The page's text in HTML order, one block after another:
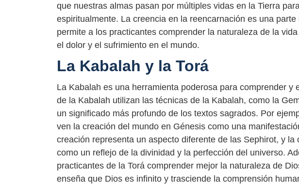
que nuestras almas pasan por múltiples vidas en la Tierra
espiritualmente. La creencia en la reencarnación es una
permite a los practicantes comprender la naturaleza de la
el dolor y el sufrimiento en el mundo.
La Kabalah y la Torá
La Kabalah es una herramienta poderosa para comprender y
de la Kabalah utilizan las técnicas de la Kabalah, como la
un significado más profundo de los textos sagrados. Por
ven la creación del mundo en Génesis como una
creación representa un aspecto diferente de las Sephirot, y la
como un reflejo de la divinidad y la perfección del universo.
practicantes de la Torá comprender mejor la naturaleza de
enseña que Dios es infinito y trasciende la comprensión